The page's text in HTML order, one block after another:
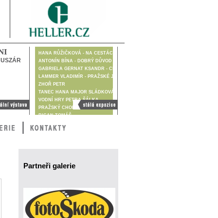
Partneři galerie
HANA RŮŽIČKOVÁ - NA CESTÁCH DIGITÁLNĚ
ANTONÍN BÍNA - DOBRÝ DŮVOD
GABRIELA GERNAT KSANDR - CESTA JE CÍL
LAMMER VLADIMÍR - PRAŽSKÉ JARO 1968
ZHOŘ PETR
TANEC HANA MAJOR SLÁDKOVÁ
VODNÍ HRY PETRA ŠÁLKA
PRAŽSKÝ CHODEC
BICAN TOMÁŠ
BLŠŤÁK MILAN
ČECH VLADIMÍR
Stálá výstava